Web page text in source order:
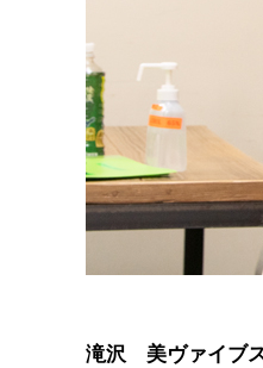
滝沢 美ヴァイブス